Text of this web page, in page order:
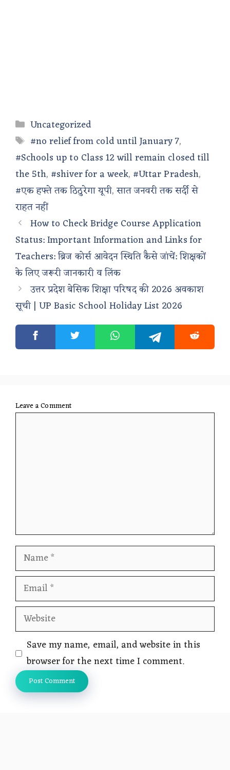
Categories
Uncategorized
Tags
#no relief from cold until January 7,
#Schools up to Class 12 will remain closed till
the 5th, #shiver for a week, #Uttar Pradesh,
#एक हफ्ते तक ठिठुरेगा यूपी,सात जनवरी तक सर्दी से
राहत नहीं
How to Check Bridge Course Application
Status: Important Information and Links for
Teachers: ब्रिज कोर्स आवेदन स्थिति कैसे जांचें: शिक्षकों
के लिए जरूरी जानकारी व लिंक
उत्तर प्रदेश बेसिक शिक्षा परिषद की 2026 अवकाश
सूची | UP Basic School Holiday List 2026
Leave a Comment
Name
Email
Website
Save my name, email, and website in this
browser for the next time I comment.